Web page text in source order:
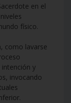
en el
físico.
como lavarse
intención y
invocando